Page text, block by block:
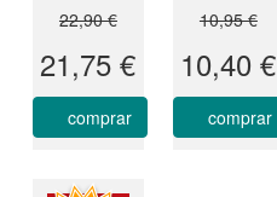
22,90 €
21,75 €
comprar
10,95 €
10,40 €
comprar